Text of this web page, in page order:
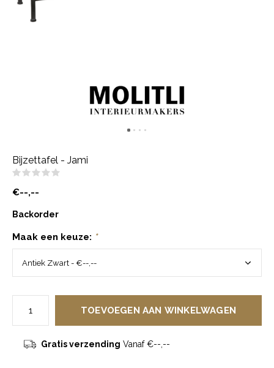
Bijzettafel - Jami
€--,--
Backorder
Maak een keuze: *
TOEVOEGEN AAN WINKELWAGEN
Gratis verzending Vanaf €--,--